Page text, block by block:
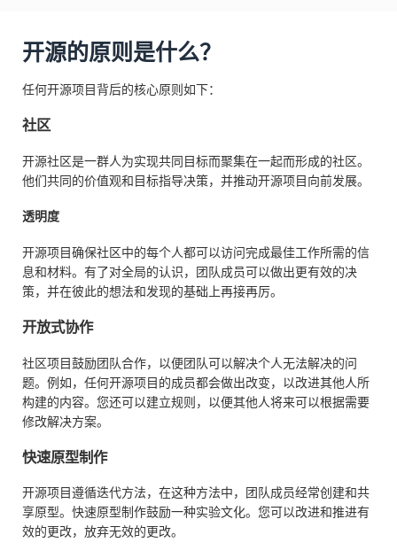
开源的原则是什么？
任何开源项目背后的核心原则如下：
社区
开源社区是一群人为实现共同目标而聚集在一起而形成的社区。
他们共同的价值观和目标指导决策，并推动开源项目向前发展。
透明度
开源项目确保社区中的每个人都可以访问完成最佳工作所需的信
息和材料。有了对全局的认识，团队成员可以做出更有效的决
策，并在彼此的想法和发现的基础上再接再厉。
开放式协作
社区项目鼓励团队合作，以便团队可以解决个人无法解决的问
题。例如，任何开源项目的成员都会做出改变，以改进其他人所
构建的内容。您还可以建立规则，以便其他人将来可以根据需要
修改解决方案。
快速原型制作
开源项目遵循迭代方法，在这种方法中，团队成员经常创建和共
享原型。快速原型制作鼓励一种实验文化。您可以改进和推进有
效的更改，放弃无效的更改。